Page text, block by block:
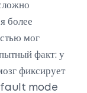
более
мог
факт: у
фиксирует
mode